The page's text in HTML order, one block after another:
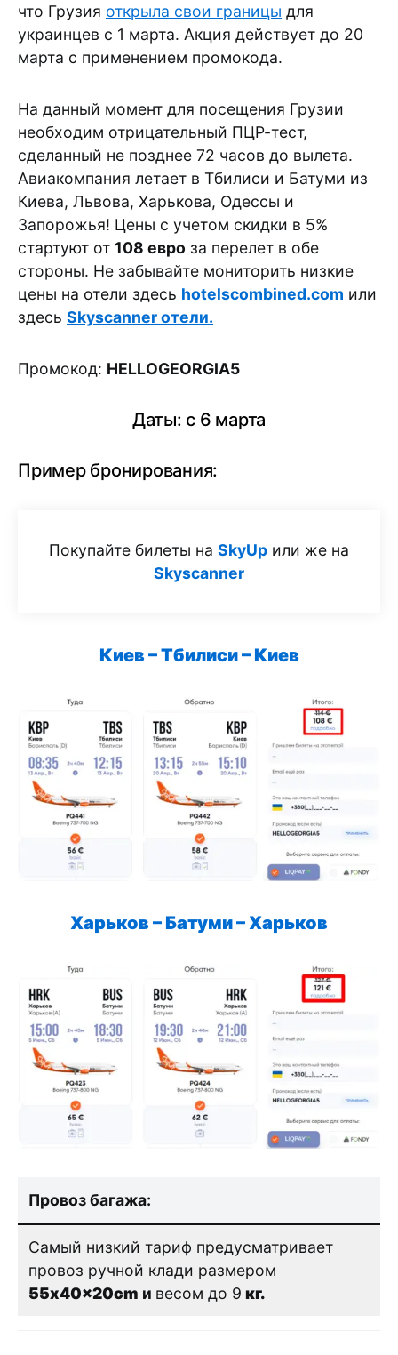
что Грузия открыла свои границы для
украинцев с 1 марта. Акция действует до 20
марта с применением промокода.
На данный момент для посещения Грузии
необходим отрицательный ПЦР-тест,
сделанный не позднее 72 часов до вылета.
Авиакомпания летает в Тбилиси и Батуми из
Киева, Львова, Харькова, Одессы и
Запорожья! Цены с учетом скидки в 5%
стартуют от 108 евро за перелет в обе
стороны. Не забывайте мониторить низкие
цены на отели здесь hotelscombined.com или
здесь Skyscanner отели.
Промокод: HELLOGEORGIA5
Даты: с 6 марта
Пример бронирования:
Покупайте билеты на SkyUp или же на
Skyscanner
Киев – Тбилиси – Киев
Харьков – Батуми – Харьков
Провоз багажа:
Самый низкий тариф предусматривает
провоз ручной клади размером
55x40x20cm и весом до 9 кг.